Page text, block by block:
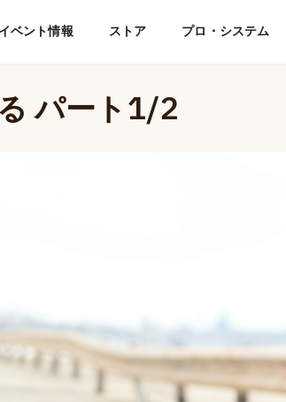
イベント情報 ストア プロ・システム
パート1/2